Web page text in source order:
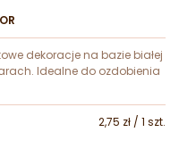
dekoracje na bazie białej
Idealne do ozdobienia
2,75 zł / 1 szt.